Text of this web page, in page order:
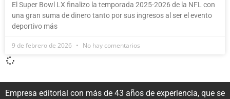
El Super Bowl LX finalizo la temporada 2025-2026 de la NFL con
una gran suma de dinero tanto por sus ingresos al ser el evento
deportivo más
9 de febrero de 2026 No hay comentarios
Empresa editorial con más de 43 años de experiencia, que se